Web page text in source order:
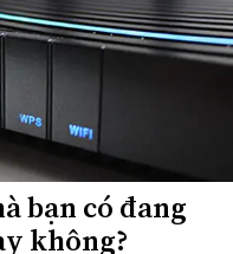
bạn có đang
không?